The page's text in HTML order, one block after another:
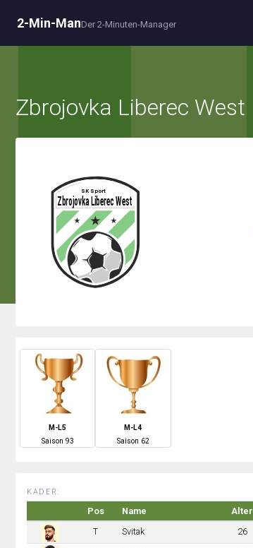
2-Min-ManDer 2-Minuten-Manager
Zbrojovka Liberec West
M-L5
Saison 93
M-L4
Saison 62
KADER:
Pos Name Alter
T
Svitak 26